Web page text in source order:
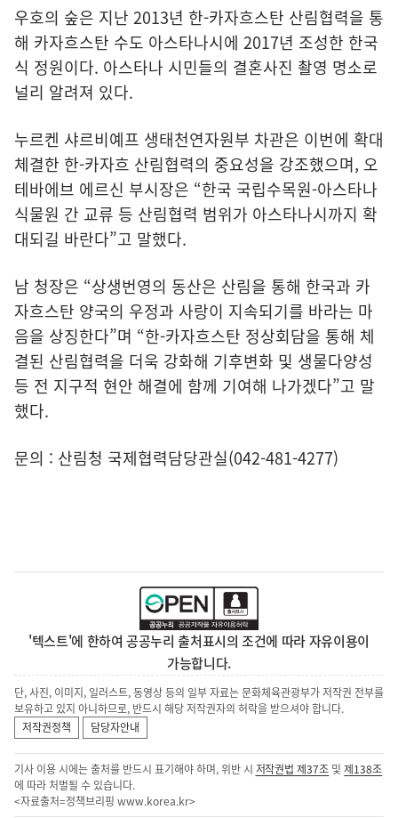
우호의 숲은 지난 2013년 한-카자흐스탄 산림협력을 통
해 카자흐스탄 수도 아스타나시에 2017년 조성한 한국
식 정원이다. 아스타나 시민들의 결혼사진 촬영 명소로
널리 알려져 있다.
누르켄 샤르비예프 생태천연자원부 차관은 이번에 확대
체결한 한-카자흐 산림협력의 중요성을 강조했으며, 오
테바에브 에르신 부시장은 “한국 국립수목원-아스타나
식물원 간 교류 등 산림협력 범위가 아스타나시까지 확
대되길 바란다”고 말했다.
남 청장은 “상생번영의 동산은 산림을 통해 한국과 카
자흐스탄 양국의 우정과 사랑이 지속되기를 바라는 마
음을 상징한다”며 “한-카자흐스탄 정상회담을 통해 체
결된 산림협력을 더욱 강화해 기후변화 및 생물다양성
등 전 지구적 현안 해결에 함께 기여해 나가겠다”고 말
했다.
문의 : 산림청 국제협력담당관실(042-481-4277)
'텍스트'에 한하여 공공누리 출처표시의 조건에 따라 자유이용이
가능합니다.
단, 사진, 이미지, 일러스트, 동영상 등의 일부 자료는 문화체육관광부가 저작권 전부를
보유하고 있지 아니하므로, 반드시 해당 저작권자의 허락을 받으셔야 합니다.
저작권정책
담당자안내
기사 이용 시에는 출처를 반드시 표기해야 하며, 위반 시 저작권법 제37조 및제138조
에 따라 처벌될 수 있습니다.
<자료출처=정책브리핑 www.korea.kr>